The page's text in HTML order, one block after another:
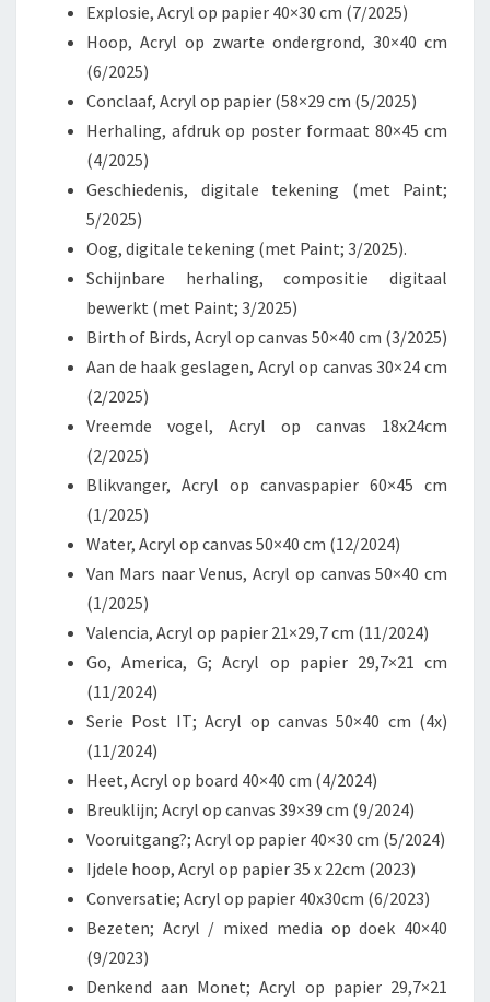
Explosie, Acryl op papier 40×30 cm (7/2025)
Hoop, Acryl op zwarte ondergrond, 30×40 cm
(6/2025)
Conclaaf, Acryl op papier (58×29 cm (5/2025)
Herhaling, afdruk op poster formaat 80×45 cm
(4/2025)
Geschiedenis, digitale tekening (met Paint;
5/2025)
Oog, digitale tekening (met Paint; 3/2025).
Schijnbare herhaling, compositie digitaal
bewerkt (met Paint; 3/2025)
Birth of Birds, Acryl op canvas 50×40 cm (3/2025)
Aan de haak geslagen, Acryl op canvas 30×24 cm
(2/2025)
Vreemde vogel, Acryl op canvas 18x24cm
(2/2025)
Blikvanger, Acryl op canvaspapier 60×45 cm
(1/2025)
Water, Acryl op canvas 50×40 cm (12/2024)
Van Mars naar Venus, Acryl op canvas 50×40 cm
(1/2025)
Valencia, Acryl op papier 21×29,7 cm (11/2024)
Go, America, G; Acryl op papier 29,7×21 cm
(11/2024)
Serie Post IT; Acryl op canvas 50×40 cm (4x)
(11/2024)
Heet, Acryl op board 40×40 cm (4/2024)
Breuklijn; Acryl op canvas 39×39 cm (9/2024)
Vooruitgang?; Acryl op papier 40×30 cm (5/2024)
Ijdele hoop, Acryl op papier 35 x 22cm (2023)
Conversatie; Acryl op papier 40x30cm (6/2023)
Bezeten; Acryl / mixed media op doek 40×40
(9/2023)
Denkend aan Monet; Acryl op papier 29,7×21